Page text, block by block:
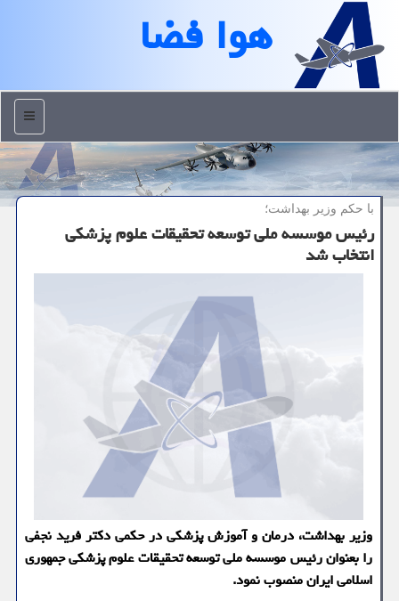
هوا فضا
منو
با حكم وزیر بهداشت؛
رئیس موسسه ملی توسعه تحقیقات علوم پزشكی
انتخاب شد
وزیر بهداشت، درمان و آموزش پزشکی در حکمی دکتر فرید نجفی
را بعنوان رئیس موسسه ملی توسعه تحقیقات علوم پزشکی جمهوری
اسلامی ایران منصوب نمود.